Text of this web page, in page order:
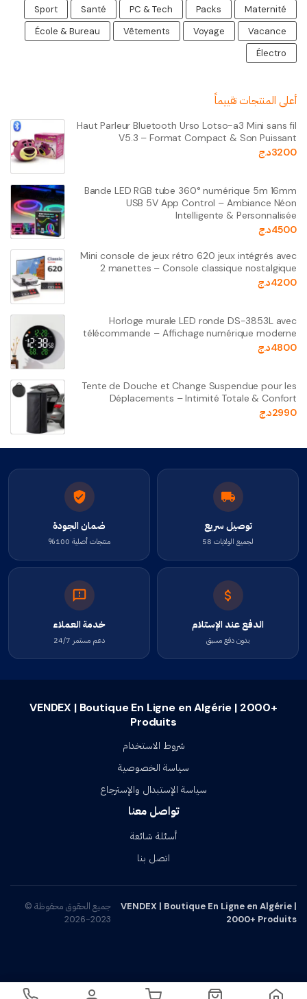
Maternité
Packs
PC & Tech
Santé
Sport
Vacance
Voyage
Vêtements
École & Bureau
Électro
أعلى المنتجات تقييماً
Haut Parleur Bluetooth Urso Lotso-a3 Mini sans fil
V5.3 – Format Compact & Son Puissant
3200د.ج
Bande LED RGB tube 360° numérique 5m 16mm
USB 5V App Control – Ambiance Néon
Intelligente & Personnalisée
4500د.ج
Mini console de jeux rétro 620 jeux intégrés avec
2 manettes – Console classique nostalgique
4200د.ج
Horloge murale LED ronde DS-3853L avec
télécommande – Affichage numérique moderne
4800د.ج
Tente de Douche et Change Suspendue pour les
Déplacements – Intimité Totale & Confort
2990د.ج
توصيل سريع
لجميع الولايات 58
ضمان الجودة
منتجات أصلية 100%
الدفع عند الإستلام
بدون دفع مسبق
خدمة العملاء
دعم مستمر 24/7
VENDEX | Boutique En Ligne en Algérie | 2000+
Produits
شروط الاستخدام
سياسة الخصوصية
سياسة الإستبدال والإسترجاع
تواصل معنا
أسئلة شائعة
اتصل بنا
VENDEX | Boutique En Ligne en Algérie |
2000+ Produits
جميع الحقوق محفوظة ©
2023-2026